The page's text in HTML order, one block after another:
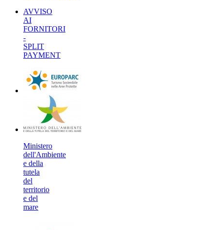
AVVISO
AI
FORNITORI
-
SPLIT
PAYMENT
Ministero
dell'Ambiente
e della
tutela
del
territorio
e del
mare